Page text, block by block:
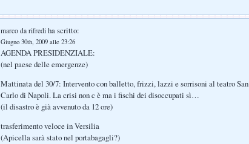
marco da rifredi ha scritto:
Giugno 30th, 2009 alle 23:26
AGENDA PRESIDENZIALE:
(nel paese delle emergenze)
Mattinata del 30/7: Intervento con balletto, frizzi, lazzi e sorrisoni al teatro San
Carlo di Napoli. La crisi non c è ma i fischi dei disoccupati sì…
(il disastro è già avvenuto da 12 ore)
trasferimento veloce in Versilia
(Apicella sarà stato nel portabagagli?)